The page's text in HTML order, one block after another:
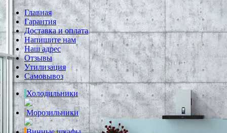
Главная
Гарантия
Доставка и оплата
Напишите нам
Наш адрес
Отзывы
Утилизация
Самовывоз
Холодильники
Морозильники